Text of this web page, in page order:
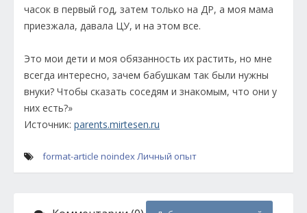
часок в первый год, затем только на ДР, а моя мама
приезжала, давала ЦУ, и на этом все.
Это мои дети и моя обязанность их растить, но мне
всегда интересно, зачем бабушкам так были нужны
внуки? Чтобы сказать соседям и знакомым, что они у
них есть?»
Источник: parents.mirtesen.ru
format-article noindexЛичный опыт